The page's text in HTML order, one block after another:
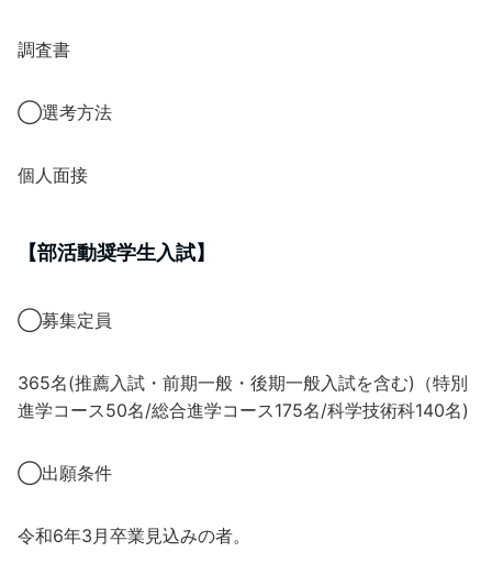
調査書
◯選考方法
個人面接
【部活動奨学生入試】
◯募集定員
365名(推薦入試・前期一般・後期一般入試を含む)（特別
進学コース50名/総合進学コース175名/科学技術科140名)
◯出願条件
令和6年3月卒業見込みの者。